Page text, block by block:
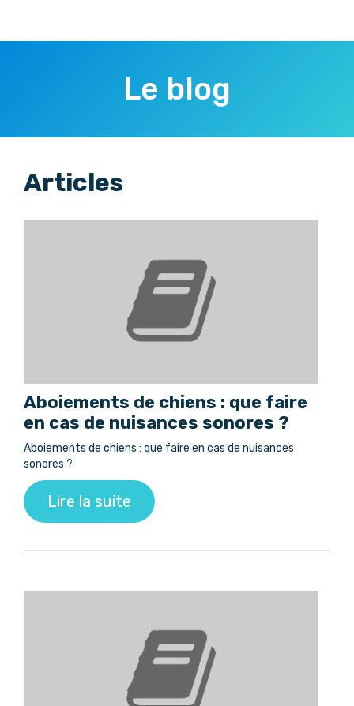
Le blog
Articles
Aboiements de chiens : que faire
en cas de nuisances sonores ?
Aboiements de chiens : que faire en cas de nuisances
sonores ?
Lire la suite